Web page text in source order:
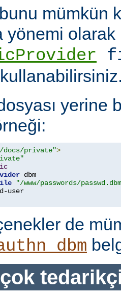
mümkün
yönemi olarak
yerine
docs/private">
dbm
"/www/passwords/
de